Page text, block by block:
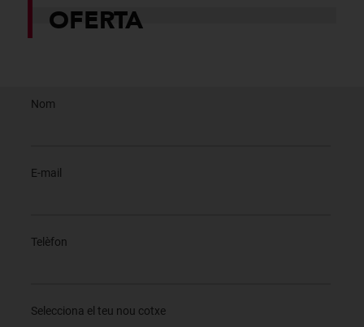
OFERTA
Nom
E-mail
Telèfon
Selecciona el teu nou cotxe